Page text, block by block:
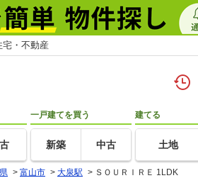
宅・不動産
一戸建てを買う
新築 中古
建てる
土地
> 富山市 > 大泉駅 > ＳＯＵＲＩＲＥ 1LDK